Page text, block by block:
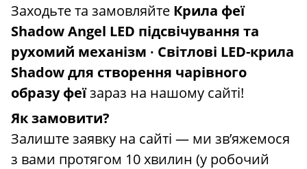
Заходьте та замовляйте Крила феї
Shadow Angel LED підсвічування та
рухомий механізм ∙ Світлові LED-крила
Shadow для створення чарівного
образу феїзараз на нашому сайті!
Як замовити?
Залиште заявку на сайті — ми зв’яжемося
з вами протягом 10 хвилин (у робочий